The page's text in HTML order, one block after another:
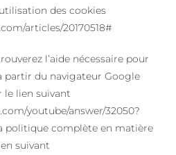
des cookies
articles/20170518#
l’aide nécessaire pour
partir du navigateur Google
le lien suivant
youtube/answer/32050?
politique complète en matière
suivant